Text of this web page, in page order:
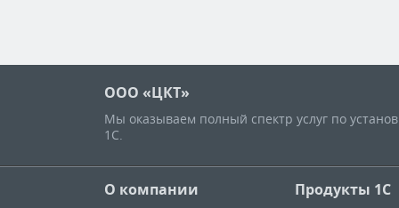
ООО «ЦКТ»
Мы оказываем полный спектр услуг по
1С.
О компании Продукты 1С